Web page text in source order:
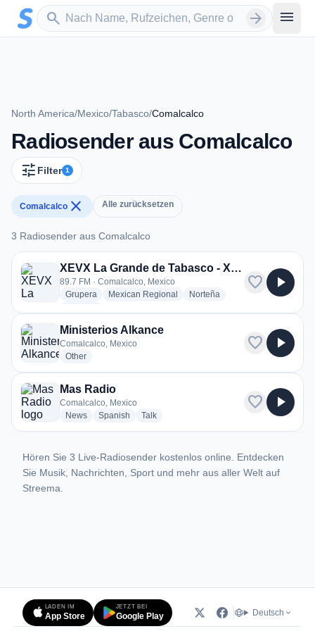
Zum Hauptinhalt springen
search
Sender suchen arrow_forward menu
North America/Mexico/Tabasco/Comalcalco
Radiosender aus Comalcalco
tune Filter 1
Comalcalco close Alle zurücksetzen
3 Radiosender aus Comalcalco
3 Radiosender aus Comalcalco
XEVX La Grande de Tabasco - XHVX
89.7 FM · Comalcalco, Mexico
Grupera radio stations
Mexican Regional radio stations
Norteña radio stations
favorite play_arrow
Ministerios Alkance
Comalcalco, Mexico
Otherradio stations
favorite play_arrow
Mas Radio
Comalcalco, Mexico
Newsradio stations
Spanish radio stations
Talkradio stations
favorite play_arrow
Hören Sie 3 Live-Radiosender kostenlos online. Entdecken
Sie Musik, Nachrichten, Sport und mehr aus aller Welt auf
Streema.
LADEN IM
App Store
JETZT BEI
Google Play Deutsch